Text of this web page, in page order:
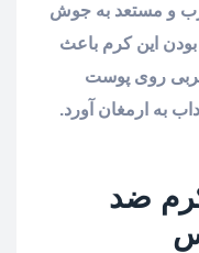
و مستعد به جوش
این کرم باعث
روی پوست
به ارمغان آورد.
ضد